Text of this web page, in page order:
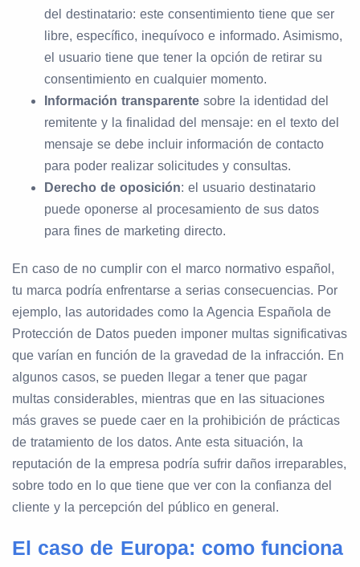
del destinatario: este consentimiento tiene que ser
libre, específico, inequívoco e informado. Asimismo,
el usuario tiene que tener la opción de retirar su
consentimiento en cualquier momento.
Información transparente sobre la identidad del
remitente y la finalidad del mensaje: en el texto del
mensaje se debe incluir información de contacto
para poder realizar solicitudes y consultas.
Derecho de oposición: el usuario destinatario
puede oponerse al procesamiento de sus datos
para fines de marketing directo.
En caso de no cumplir con el marco normativo español,
tu marca podría enfrentarse a serias consecuencias. Por
ejemplo, las autoridades como la Agencia Española de
Protección de Datos pueden imponer multas significativas
que varían en función de la gravedad de la infracción. En
algunos casos, se pueden llegar a tener que pagar
multas considerables, mientras que en las situaciones
más graves se puede caer en la prohibición de prácticas
de tratamiento de los datos. Ante esta situación, la
reputación de la empresa podría sufrir daños irreparables,
sobre todo en lo que tiene que ver con la confianza del
cliente y la percepción del público en general.
El caso de Europa: como funciona